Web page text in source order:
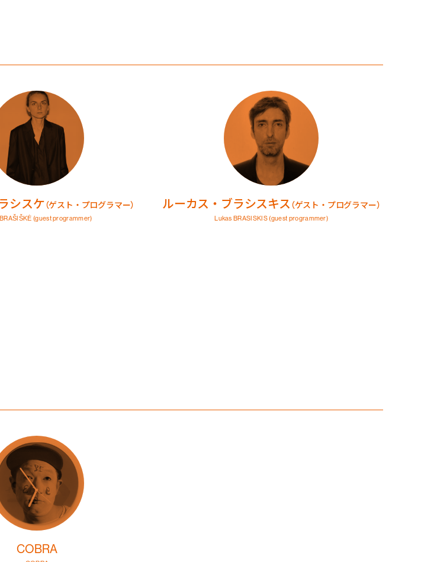
シスケ（ゲスト・プログラマー）
(guest programmer)
ルーカス・ブラシスキス （ゲスト・プログラマー）
Lukas BRASISKIS(guest programmer)
COBRA